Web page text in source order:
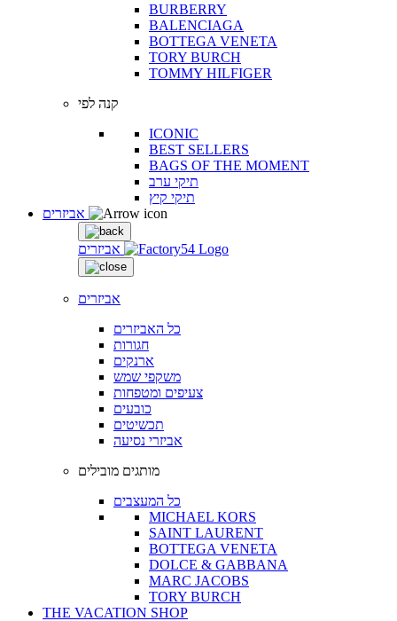
BURBERRY
BALENCIAGA
BOTTEGA VENETA
TORY BURCH
TOMMY HILFIGER
קנה לפי
ICONIC
BEST SELLERS
BAGS OF THE MOMENT
תיקי ערב
תיקי קיץ
אביזרים
אביזרים
כל האביזרים
חגורות
ארנקים
משקפי שמש
צעיפים ומטפחות
כובעים
תכשיטים
אביזרי נסיעה
מותגים מובילים
כל המעצבים
MICHAEL KORS
SAINT LAURENT
BOTTEGA VENETA
DOLCE & GABBANA
MARC JACOBS
TORY BURCH
THE VACATION SHOP